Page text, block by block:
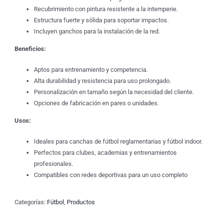
Recubrimiento con pintura resistente a la intemperie.
Estructura fuerte y sólida para soportar impactos.
Incluyen ganchos para la instalación de la red.
Beneficios:
Aptos para entrenamiento y competencia.
Alta durabilidad y resistencia para uso prolongado.
Personalización en tamaño según la necesidad del cliente.
Opciones de fabricación en pares o unidades.
Usos:
Ideales para canchas de fútbol reglamentarias y fútbol indoor.
Perfectos para clubes, academias y entrenamientos
profesionales.
Compatibles con redes deportivas para un uso completo
Categorías: Fútbol Productos